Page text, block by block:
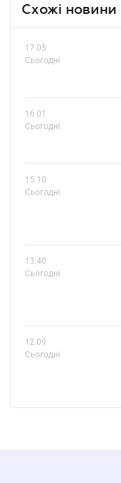
Схожі новини
17.05
Сьогодні
16.01
Сьогодні
15.10
Сьогодні
13.40
Сьогодні
12.09
Сьогодні